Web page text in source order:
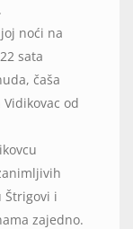
noći na
sata
čaša
od
Štrigovi i
zajedno.